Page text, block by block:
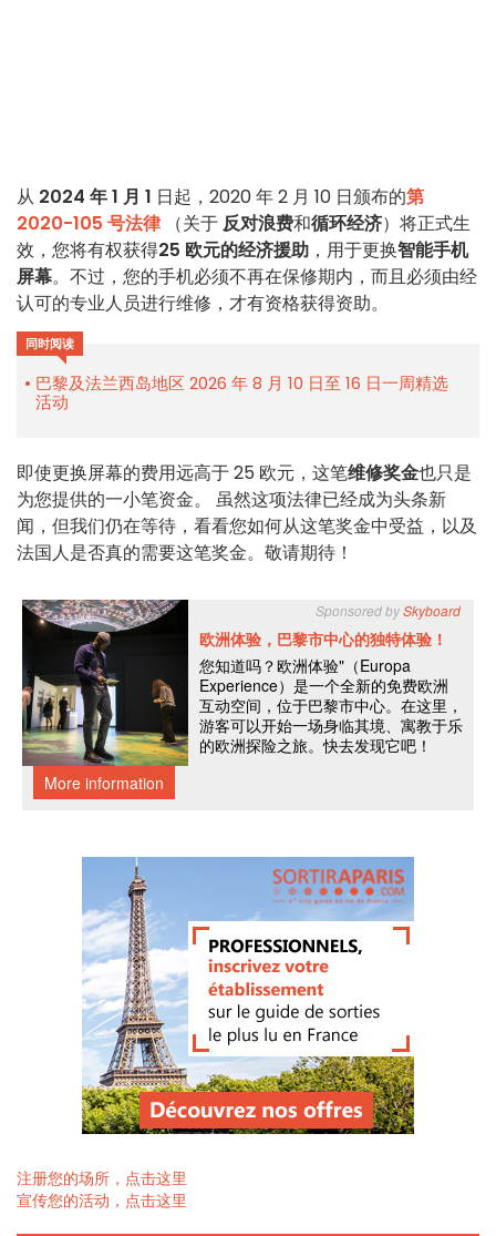
从 2024 年 1 月 1 日起，2020 年 2 月 10 日颁布的第
2020-105 号法律
（关于反对浪费和循环经济）将正式生
效，您将有权获得25 欧元的经济援助 ，用于更换智能手机
屏幕。不过，您的手机必须不再在保修期内，而且必须由经
认可的专业人员进行维修，才有资格获得资助。
同时阅读
巴黎及法兰西岛地区 2026 年 8 月 10 日至 16 日一周精选
活动
即使更换屏幕的费用远高于 25 欧元，这笔维修奖金也只是
为您提供的一小笔资金。 虽然这项法律已经成为头条新
闻，但我们仍在等待，看看您如何从这笔奖金中受益，以及
法国人是否真的需要这笔奖金。敬请期待！
注册您的场所，点击这里
宣传您的活动，点击这里